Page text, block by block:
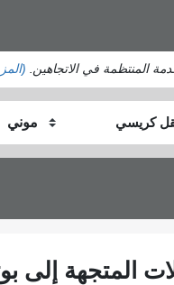
النهاية
كيف
أرغب